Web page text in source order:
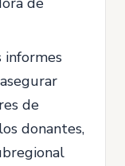
informes
de
donantes,